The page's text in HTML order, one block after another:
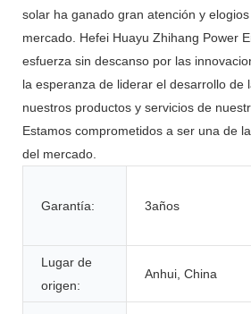
solar ha ganado gran atención y
mercado. Hefei Huayu Zhihang Power
esfuerza sin descanso por las
la esperanza de liderar el desarrollo de
nuestros productos y servicios de
Estamos comprometidos a ser una de
del mercado.
Garantía: 3años
Lugar de
origen:
Anhui, China